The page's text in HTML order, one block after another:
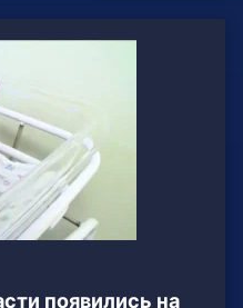
появились на